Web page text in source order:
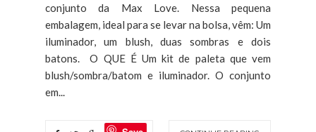
conjunto da Max Love. Nessa pequena
embalagem, ideal para se levar na bolsa, vêm: Um
iluminador, um blush, duas sombras e dois
batons. O QUE É Um kit de paleta que vem
blush/sombra/batom e iluminador. O conjunto
em...